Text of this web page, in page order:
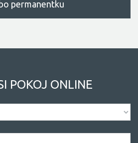
permanentku
POKOJ ONLINE